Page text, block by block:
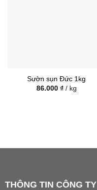
Sườn sụn Đức 1kg
86.000 ₫/ kg
THÔNG TIN CÔNG TY